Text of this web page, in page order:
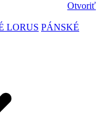
Otvoriť
LORUS PÁNSKÉ